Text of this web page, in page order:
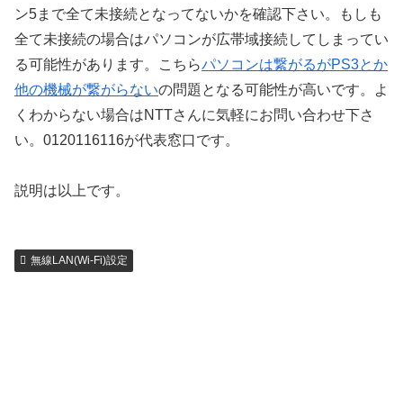
ン5まで全て未接続となってないかを確認下さい。もしも
全て未接続の場合はパソコンが広帯域接続してしまってい
る可能性があります。こちらパソコンは繋がるがPS3とか
他の機械が繋がらないの問題となる可能性が高いです。よ
くわからない場合はNTTさんに気軽にお問い合わせ下さ
い。0120116116が代表窓口です。
説明は以上です。
無線LAN(Wi-Fi)設定